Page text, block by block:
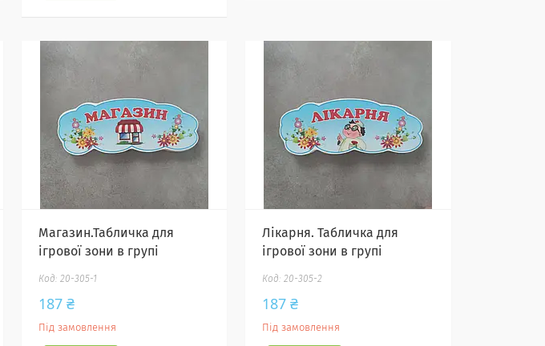
Магазин.Табличка для
ігрової зони в групі
20-305-1
187 ₴
Під замовлення
Лікарня. Табличка для
ігрової зони в групі
20-305-2
187 ₴
Під замовлення